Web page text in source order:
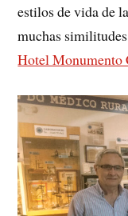
estilos de vida de
muchas
Hotel Monumento